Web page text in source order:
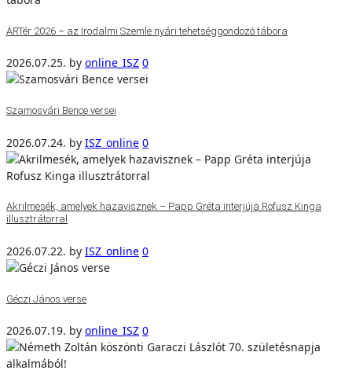
ARTér 2026 – az Irodalmi Szemle nyári tehetséggondozó tábora
2026.07.25. by online_ISZ 0
Szamosvári Bence versei
2026.07.24. by ISZ_online 0
Akrilmesék, amelyek hazavisznek – Papp Gréta interjúja Rofusz Kinga
illusztrátorral
2026.07.22. by ISZ_online 0
Géczi János verse
2026.07.19. by online_ISZ 0